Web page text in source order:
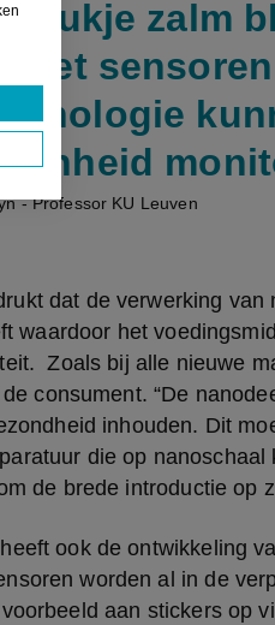
stukje zalm
Met
- Professor KU Leuven
dat de verwerking
waardoor het
Zoals bij alle nieuwe
consument. “De
inhouden. Dit
die op
de brede introductie op
ook de ontwikkeling
worden al in de
aan stickers op